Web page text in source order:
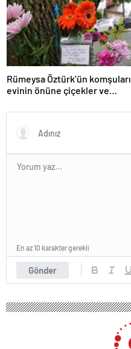
Rümeysa Öztürk’ün komşuları
evinin önüne çiçekler ve
Gönder
En az 10 karakter gerekli